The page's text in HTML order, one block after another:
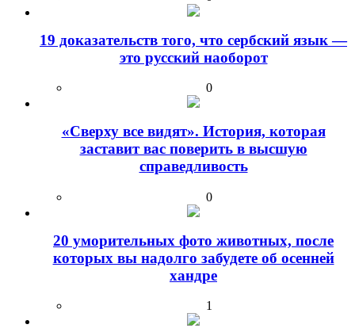
19 доказательств того, что сербский язык —
это русский наоборот
0
«Сверху все видят». История, которая
заставит вас поверить в высшую
справедливость
0
20 уморительных фото животных, после
которых вы надолго забудете об осенней
хандре
1